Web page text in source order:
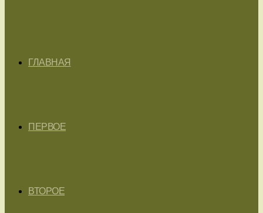
ГЛАВНАЯ
ПЕРВОЕ
ВТОРОЕ